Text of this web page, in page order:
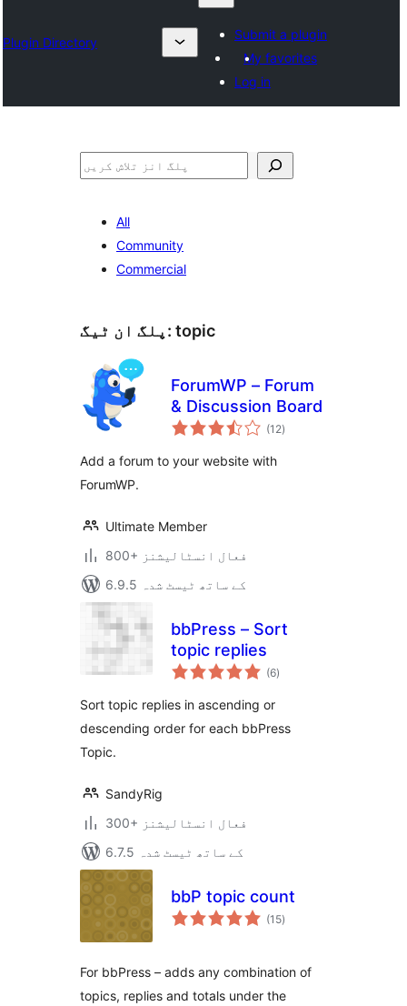
Plugin Directory
Submit a plugin
My favorites
Log in
تلاش
All
Community
Commercial
پلگ ان ٹیگ: topic
ForumWP – Forum
& Discussion Board
(12مجموعی
درجہ
)
Add a forum to your website with
ForumWP.
Ultimate Member
800+ فعال انسٹالیشنز
6.9.5 کے ساتھ ٹیسٹ شدہ
bbPress – Sort
topic replies
(6مجموعی
درجہ
)
Sort topic replies in ascending or
descending order for each bbPress
Topic.
SandyRig
300+ فعال انسٹالیشنز
6.7.5 کے ساتھ ٹیسٹ شدہ
bbP topic count
(15مجموعی
درجہ
)
For bbPress – adds any combination of
topics, replies and totals under the